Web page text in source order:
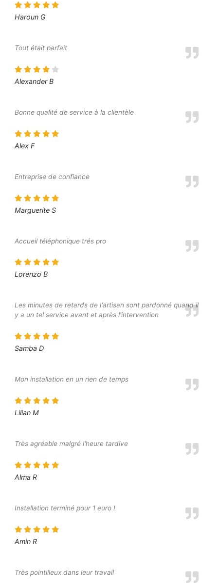
Haroun G
Tout était parfait
Alexander B
Bonne qualité de service à la clientèle
Alex F
Entreprise de confiance
Marguerite S
Accueil téléphonique trés pro
Lorenzo B
Les minutes de retards de l'artisan sont pardonné quand il
y a un tel service avant et après l'intervention
Samba D
Mon installation en un rien de temps
Lilian M
Très agréable malgré l'heure tardive
Alma R
Installation terminé pour 1 euro !
Amin R
Très pointilleux dans leur travail